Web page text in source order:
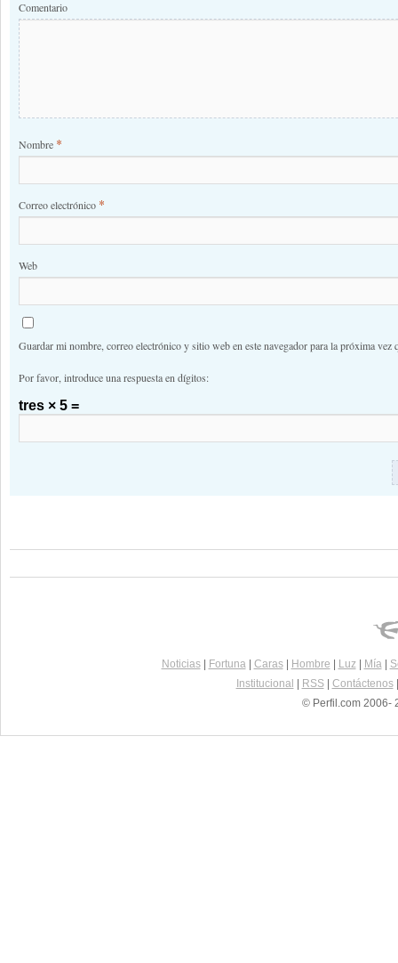
Comentario
Nombre *
Correo electrónico *
Web
Guardar mi nombre, correo electrónico y sitio web en este navegador para la próxima vez
Por favor, introduce una respuesta en dígitos:
tres × 5 =
Noticias| Fortuna| Caras| Hombre Luz| Mía|
Institucional
RSS| Contáctenos
© Perfil.com 2006-